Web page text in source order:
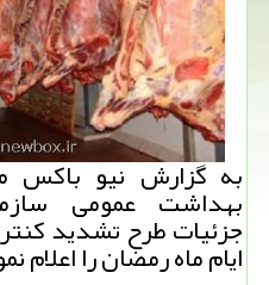
به گزارش نیو باكس
بهداشت عمومی
جزئیات طرح تشدید
ایام ماه رمضان را اعلام